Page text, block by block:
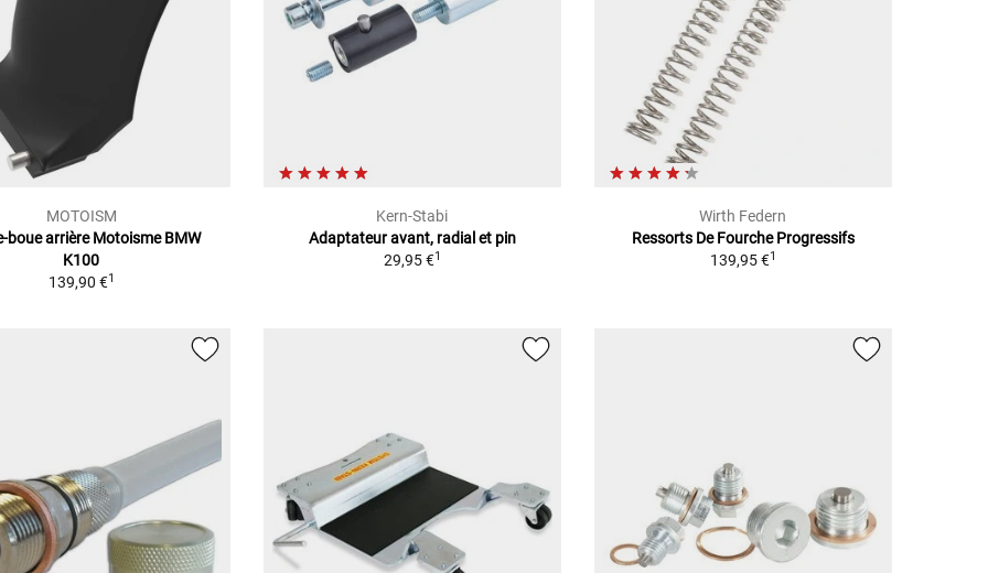
MOTOISM
boue arrière Motoisme BMW
K100
139,90 €1
Kern-Stabi
Adaptateur avant, radial et pin
29,95 €1
Wirth Federn
Ressorts De Fourche Progressifs
139,95 €1